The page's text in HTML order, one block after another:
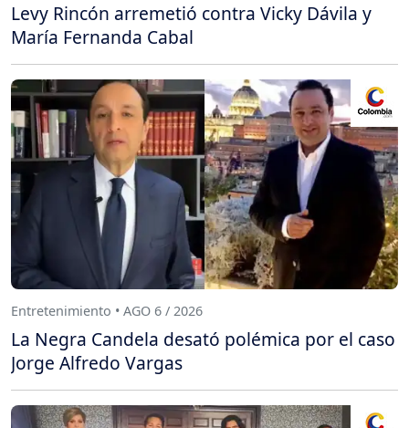
Levy Rincón arremetió contra Vicky Dávila y
María Fernanda Cabal
Entretenimiento • AGO 6 / 2026
La Negra Candela desató polémica por el caso
Jorge Alfredo Vargas